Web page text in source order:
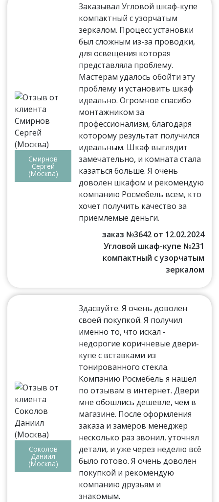
Смирнов
Сергей
(Москва)
Заказывал Угловой шкаф-купе
компактный с узорчатым
зеркалом. Процесс установки
был сложным из-за проводки,
для освещения которая
представляла проблему.
Мастерам удалось обойти эту
проблему и установить шкаф
идеально. Огромное спасибо
монтажником за
профессионализм, благодаря
которому результат получился
идеальным. Шкаф выглядит
замечательно, и комната стала
казаться больше. Я очень
доволен шкафом и рекомендую
компанию Росмебель всем, кто
хочет получить качество за
приемлемые деньги.
заказ №3642 от 12.02.2024
Угловой шкаф-купе №231
компактный с узорчатым
зеркалом
Соколов
Даниил
(Москва)
Здасвуйте. Я очень доволен
своей покупкой. Я получил
именно то, что искал -
недорогие коричневые двери-
купе с вставками из
тонированного стекла.
Компанию Росмебель я нашёл
по отзывам в интернет. Двери
мне обошлись дешевле, чем в
магазине. После оформления
заказа и замеров менеджер
несколько раз звонил, уточнял
детали, и уже через неделю всё
было готово. Я очень доволен
покупкой и рекомендую
компанию друзьям и
знакомым.